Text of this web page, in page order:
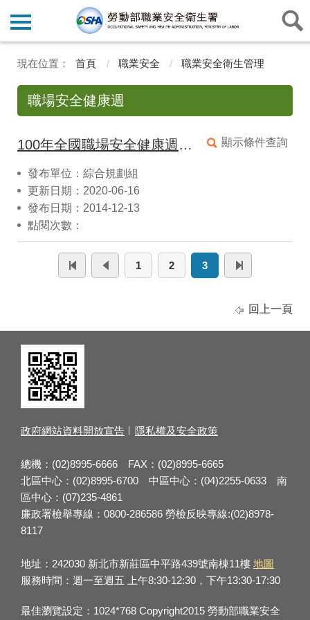
首頁 職業安全 職業安全衛生管理
職場安全健康週
顯示條件查詢
100年全國職場安全健康週實施計畫
發布單位：綜合規劃組
更新日期：2020-06-16
發布日期：2014-12-13
點閱次數：
1 2 3
回上一頁
政府網站資料開放宣告 隱私權及安全政策
總機：(02)8995-6666 FAX：(02)8995-6665
北區中心：(02)8995-6700 中區中心：(04)2255-0633 南
區中心：(07)235-4861
廉政署檢舉專線：0800-286586 勞檢反映專線:(02)8978-
8117
地址：242030 新北市新莊區中平路439號南棟11樓 地圖
服務時間：週一至週五 上午8:30-12:30，下午13:30-17:30
最佳瀏覽設定：1024*768 Copyright2015 勞動部職業安全